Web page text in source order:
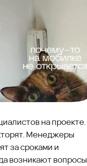
на проекте.
Менеджеры
за сроками и
возникают вопросы